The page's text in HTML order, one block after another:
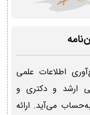
اطلاعات علمی
ارشد و دکتری و
می‌آید. ارائه